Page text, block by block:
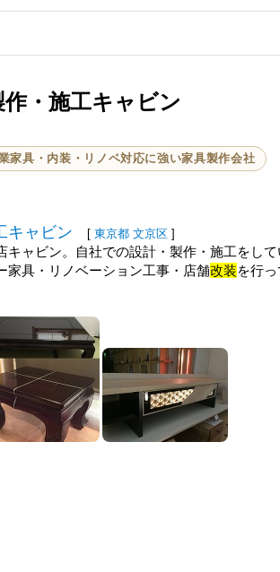
・施工キャビン
家具・内装・リノベ対応に強い家具製作会社
キャビン [ 東京都 文京区 ]
ャビン。自社での設計・製作・施工をし
家具・リノベーション工事・店舗改装を行